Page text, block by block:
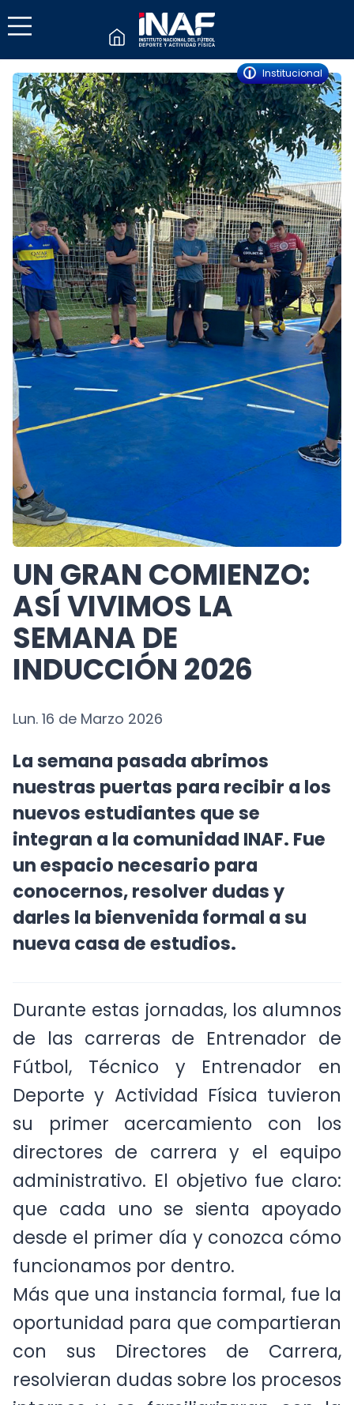
Institucional
UN GRAN COMIENZO:
ASÍ VIVIMOS LA
SEMANA DE
INDUCCIÓN 2026
Lun. 16 de Marzo 2026
La semana pasada abrimos
nuestras puertas para recibir a los
nuevos estudiantes que se
integran a la comunidad INAF. Fue
un espacio necesario para
conocernos, resolver dudas y
darles la bienvenida formal a su
nueva casa de estudios.
Durante estas jornadas, los alumnos
de las carreras de Entrenador de
Fútbol, Técnico y Entrenador en
Deporte y Actividad Física tuvieron
su primer acercamiento con los
directores de carrera y el equipo
administrativo. El objetivo fue claro:
que cada uno se sienta apoyado
desde el primer día y conozca cómo
funcionamos por dentro.
Más que una instancia formal, fue la
oportunidad para que compartieran
con sus Directores de Carrera,
resolvieran dudas sobre los procesos